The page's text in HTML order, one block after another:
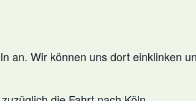
an. Wir können uns dort einklinken